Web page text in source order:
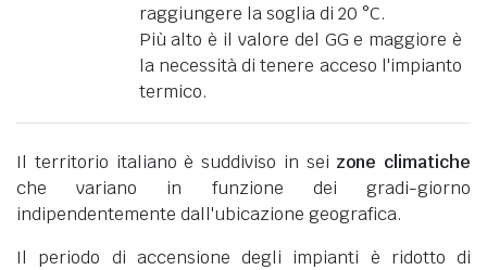
raggiungere la soglia di 20 °C.
Più alto è il valore del GG e maggiore è
la necessità di tenere acceso l'impianto
termico.
Il territorio italiano è suddiviso in sei zone climatiche
che variano in funzione dei gradi-giorno
indipendentemente dall'ubicazione geografica.
Il periodo di accensione degli impianti è ridotto di